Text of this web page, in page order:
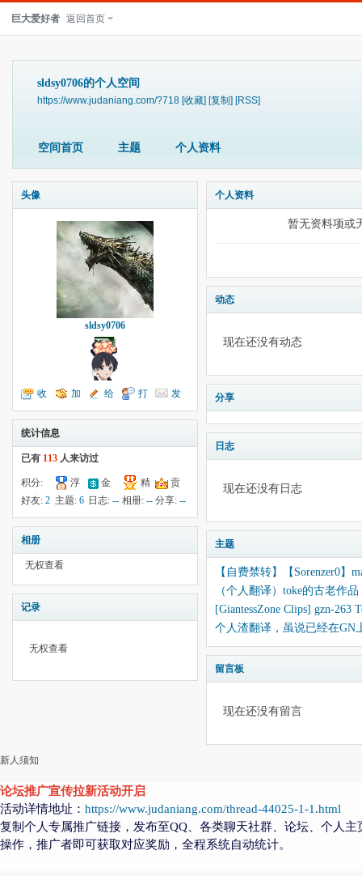
巨大爱好者 返回首页
sldsy0706的个人空间
https://www.judaniang.com/?718 [收藏] [复制] [RSS]
空间首页 主题 个人资料
头像
sldsy0706
收
听TA
加
为好友
给
我留言
打
个招呼
发
送消息
统计信息
已有 113 人来访过
积分:
-53
浮
云:
金
钱:5
精
华:--
贡
献:--
好友: 2 主题: 6 日志:-- 相册: -- 分享:--
相册
无权查看
记录
无权查看
个人资料
暂无资料项或
动态
现在还没有动态
分享
日志
现在还没有日志
主题
【自费禁转】【Sorenzer0】
（个人翻译）toke的古老作
[GiantessZone Clips] gzn-263
个人渣翻译，虽说已经在GN
留言板
现在还没有留言
新人须知
论坛推广宣传拉新活动开启
活动详情地址： https://www.judaniang.com/thread-44025-1-1.html
复制个人专属推广链接，发布至QQ、各类聊天社群、论坛、个人
操作，推广者即可获取对应奖励，全程系统自动统计。